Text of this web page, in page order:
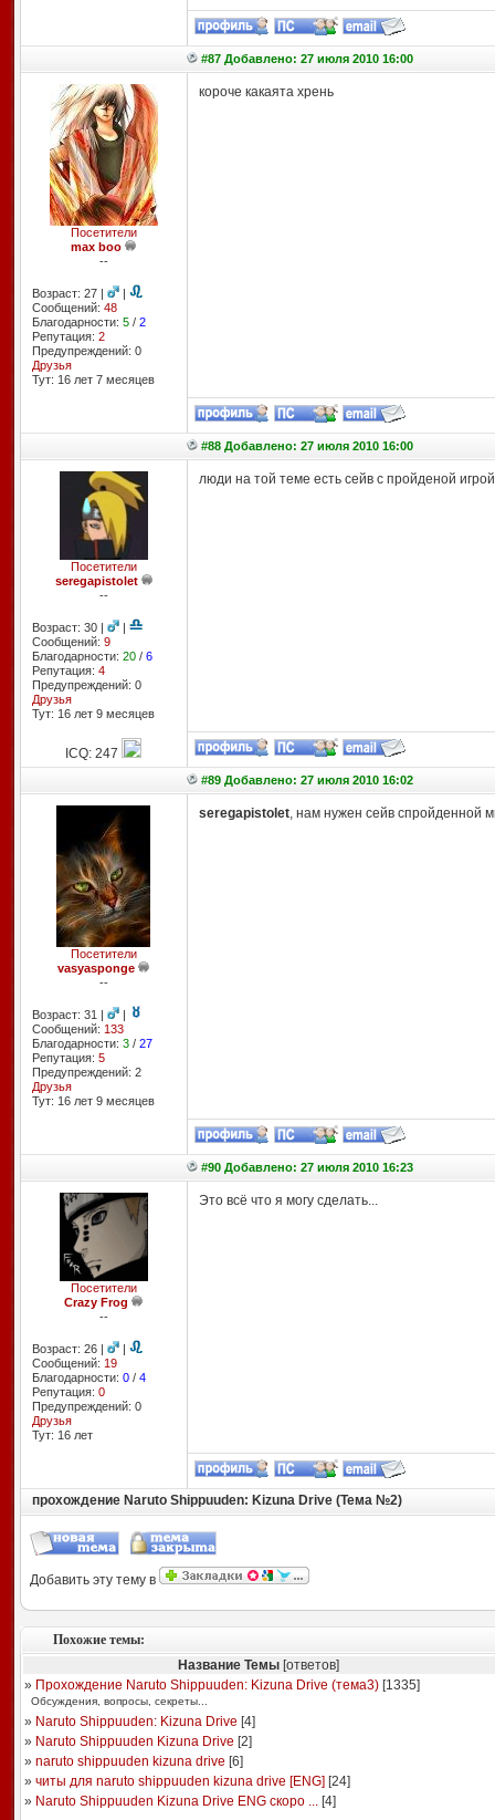
#87 Добавлено: 27 июля 2010 16:00
Посетители
max boo
--
Возраст: 27 |
|
Сообщений: 48
Благодарности: 5/ 2
Репутация: 2
Предупреждений: 0
Друзья
Тут: 16 лет 7 месяцев
короче какаята хрень
#88 Добавлено: 27 июля 2010 16:00
Посетители
seregapistolet
--
Возраст: 30 |
|
Сообщений: 9
Благодарности: 20/ 6
Репутация: 4
Предупреждений: 0
Друзья
Тут: 16 лет 9 месяцев
люди на той теме есть сейв с пройденой
ICQ: 247
#89 Добавлено: 27 июля 2010 16:02
Посетители
vasyasponge
--
Возраст: 31 |
|
Сообщений: 133
Благодарности: 3/ 27
Репутация: 5
Предупреждений: 2
Друзья
Тут: 16 лет 9 месяцев
seregapistolet, нам нужен сейв спройденной
#90 Добавлено: 27 июля 2010 16:23
Посетители
Crazy Frog
--
Возраст: 26 |
|
Сообщений: 19
Благодарности: 0/ 4
Репутация: 0
Предупреждений: 0
Друзья
Тут: 16 лет
Это всё что я могу сделать...
прохождение Naruto Shippuuden: Kizuna Drive (Тема №2)
Добавить эту тему в
Похожие темы:
Название Темы [ответов]
» Прохождение Naruto Shippuuden: Kizuna Drive (тема3)[1335]
Обсуждения, вопросы, секреты...
» Naruto Shippuuden: Kizuna Drive [4]
» Naruto Shippuuden Kizuna Drive [2]
» naruto shippuuden kizuna drive [6]
» читы для naruto shippuuden kizuna drive [ENG] [24]
» Naruto Shippuuden Kizuna Drive ENG скоро ...[4]